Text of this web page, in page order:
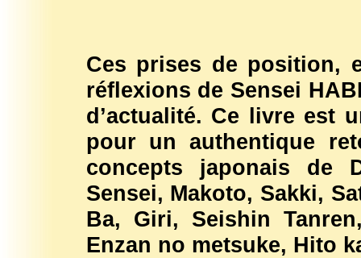
Ces prises de position,
réflexions de Sensei
d’actualité. Ce livre est
pour un authentique
concepts japonais de
Sensei, Makoto, Sakki,
Ba, Giri, Seishin
Enzan no metsuke, Hito